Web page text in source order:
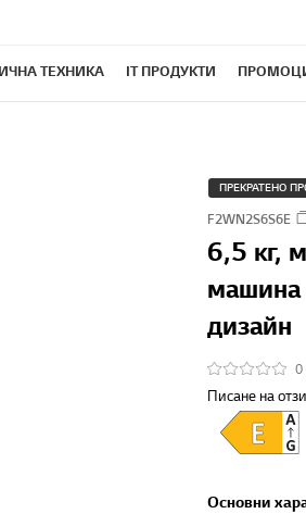
ТЕХНИКА IT ПРОДУКТИ
ПРЕКРАТЕНО
F2WN2S6S6E
6,5 кг,
машина
дизайн
0
Писане на
Основни